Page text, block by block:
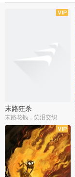
末路狂杀
末路花钱，笑泪交织